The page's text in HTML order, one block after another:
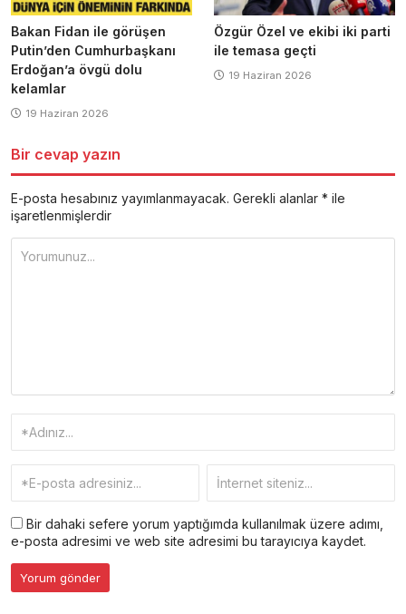
Bakan Fidan ile görüşen
Putin’den Cumhurbaşkanı
Erdoğan’a övgü dolu
kelamlar
19 Haziran 2026
Özgür Özel ve ekibi iki parti
ile temasa geçti
19 Haziran 2026
Bir cevap yazın
E-posta hesabınız yayımlanmayacak. Gerekli alanlar * ile
işaretlenmişlerdir
Bir dahaki sefere yorum yaptığımda kullanılmak üzere adımı,
e-posta adresimi ve web site adresimi bu tarayıcıya kaydet.